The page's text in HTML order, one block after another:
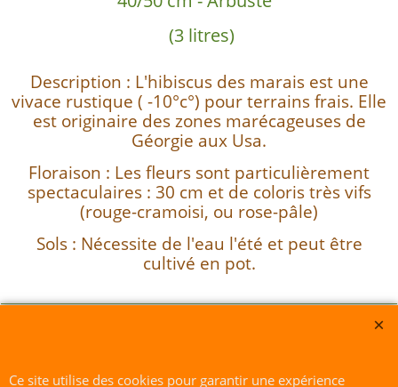
(3 litres)
Description : L'hibiscus des marais est une
vivace rustique ( -10°c°) pour terrains frais. Elle
est originaire des zones marécageuses de
Géorgie aux Usa.
Floraison : Les fleurs sont particulièrement
spectaculaires : 30 cm et de coloris très vifs
(rouge-cramoisi, ou rose-pâle)
Sols : Nécessite de l'eau l'été et peut être
cultivé en pot.
418 288 023 00025 RCS : 418-288023 - Quimper Déclaration Cnil :
Ce site utilise des cookies pour garantir une expérience